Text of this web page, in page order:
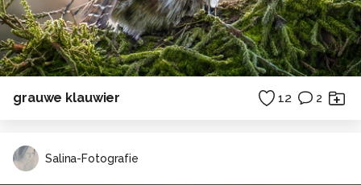
grauwe klauwier 12 2
Salina-Fotografie